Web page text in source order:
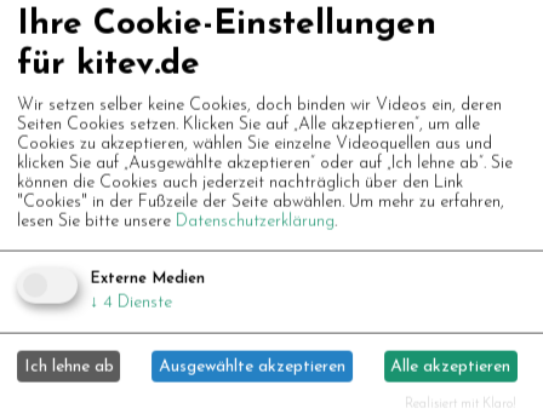
Mi., 06.08.2025 | 12:30 Uhr
Mi., 13.08.2025 | 12:30 Uhr
Mi., 20.08.2025 | 12:30 Uhr
Mi., 03.09.2025 | 12:30 Uhr
Mi., 10.09.2025 | 12:30 Uhr
Ihre Cookie-Einstellungen
für kitev.de
Wir setzen selber keine Cookies, doch binden wir Videos ein, deren
Seiten Cookies setzen. Klicken Sie auf „Alle akzeptieren“, um alle
Cookies zu akzeptieren, wählen Sie einzelne Videoquellen aus und
klicken Sie auf „Ausgewählte akzeptieren“ oder auf „Ich lehne ab“. Sie
können die Cookies auch jederzeit nachträglich über den Link
"Cookies" in der Fußzeile der Seite abwählen. Um mehr zu erfahren,
lesen Sie bitte unsere Datenschutzerklärung.
Externe Medien
↓ 4 Dienste
Ich lehne ab Ausgewählte akzeptieren Alle akzeptieren
Realisiert mit Klaro!